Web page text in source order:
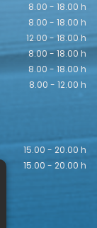
8.00 - 18.00 h
8.00 - 18.00 h
12.00 - 18.00 h
8.00 - 18.00 h
8.00 - 18.00 h
8.00 - 12.00 h
15.00 - 20.00 h
15.00 - 20.00 h